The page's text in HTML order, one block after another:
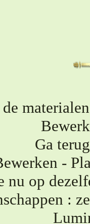
Ga
-
nu op
: